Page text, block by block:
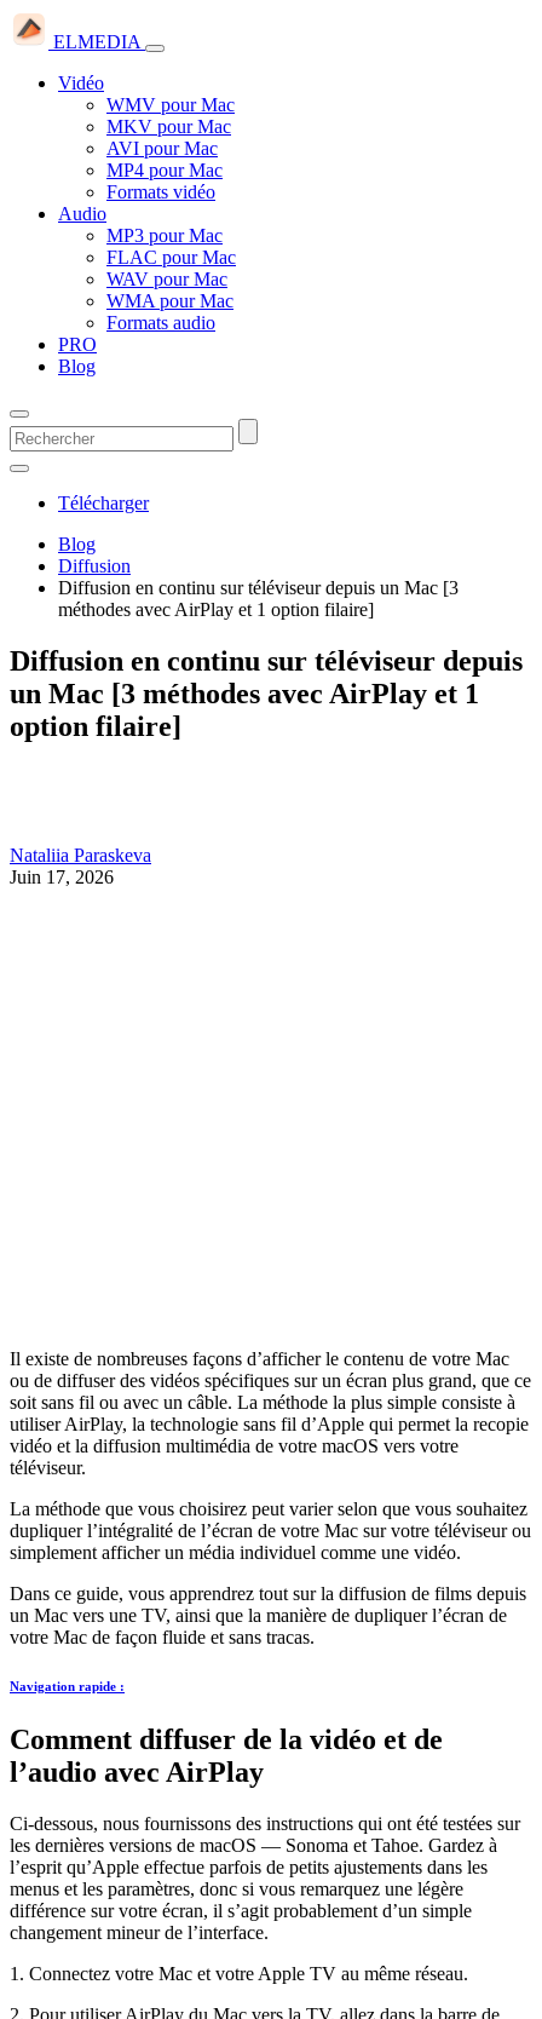
ELMEDIA
Vidéo
WMV pour Mac
MKV pour Mac
AVI pour Mac
MP4 pour Mac
Formats vidéo
Audio
MP3 pour Mac
FLAC pour Mac
WAV pour Mac
WMA pour Mac
Formats audio
PRO
Blog
Télécharger
Blog
Diffusion
Diffusion en continu sur téléviseur depuis un Mac [3
méthodes avec AirPlay et 1 option filaire]
Diffusion en continu sur téléviseur depuis
un Mac [3 méthodes avec AirPlay et 1
option filaire]
Nataliia Paraskeva
Juin 17, 2026
Il existe de nombreuses façons d’afficher le contenu de votre Mac
ou de diffuser des vidéos spécifiques sur un écran plus grand, que ce
soit sans fil ou avec un câble. La méthode la plus simple consiste à
utiliser AirPlay, la technologie sans fil d’Apple qui permet la recopie
vidéo et la diffusion multimédia de votre macOS vers votre
téléviseur.
La méthode que vous choisirez peut varier selon que vous souhaitez
dupliquer l’intégralité de l’écran de votre Mac sur votre téléviseur ou
simplement afficher un média individuel comme une vidéo.
Dans ce guide, vous apprendrez tout sur la diffusion de films depuis
un Mac vers une TV, ainsi que la manière de dupliquer l’écran de
votre Mac de façon fluide et sans tracas.
Navigation rapide :
Comment diffuser de la vidéo et de
l’audio avec AirPlay
Ci-dessous, nous fournissons des instructions qui ont été testées sur
les dernières versions de macOS — Sonoma et Tahoe. Gardez à
l’esprit qu’Apple effectue parfois de petits ajustements dans les
menus et les paramètres, donc si vous remarquez une légère
différence sur votre écran, il s’agit probablement d’un simple
changement mineur de l’interface.
1. Connectez votre Mac et votre Apple TV au même réseau.
2. Pour utiliser AirPlay du Mac vers la TV, allez dans la barre de